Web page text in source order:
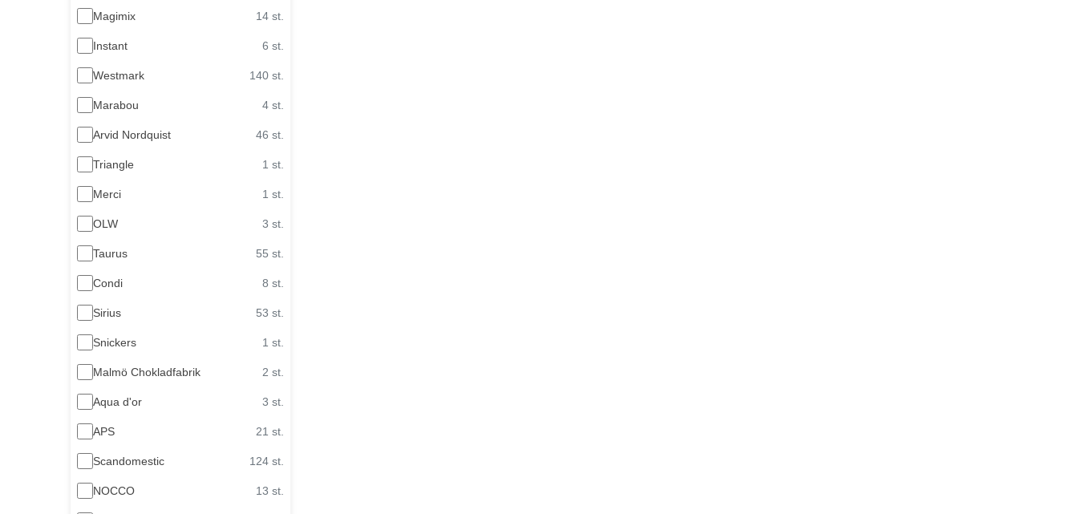
Magimix 14 st.
Instant 6 st.
Westmark 140 st.
Marabou 4 st.
Arvid Nordquist 46 st.
Triangle 1 st.
Merci 1 st.
OLW 3 st.
Taurus 55 st.
Condi 8 st.
Sirius 53 st.
Snickers 1 st.
Malmö Chokladfabrik 2 st.
Aqua d'or 3 st.
APS 21 st.
Scandomestic 124 st.
NOCCO 13 st.